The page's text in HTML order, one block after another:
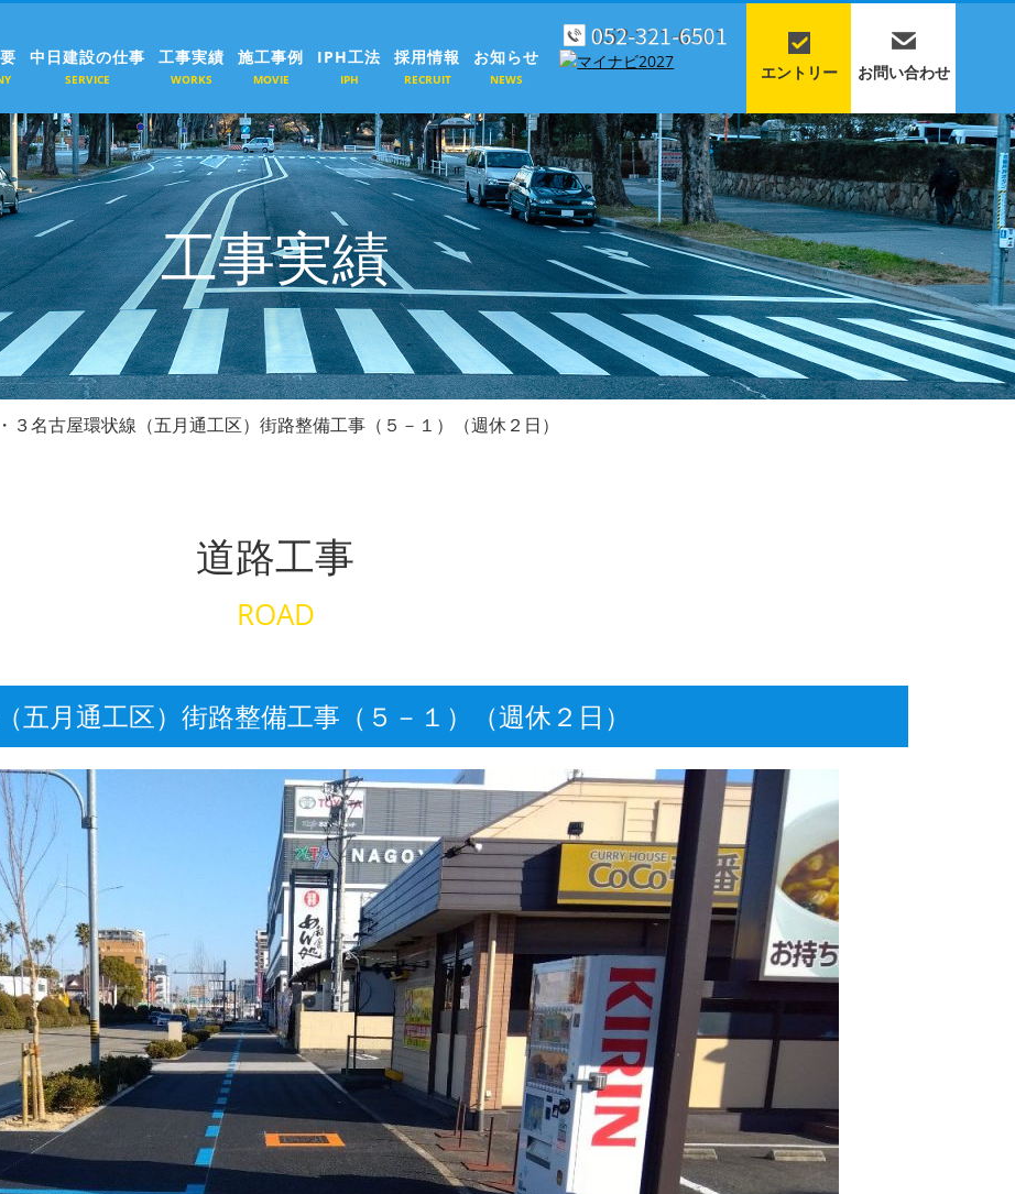
中日建設の仕事
SERVICE
工事実績
WORKS
施工事例
MOVIE
IPH工法
IPH
採用情報
RECRUIT
お知らせ
NEWS エントリー お問い合わせ
工事実績
３名古屋環状線（五月通工区）街路整備工事（５－１）（週休２日）
道路工事
ROAD
五月通工区）街路整備工事（５－１）（週休２日）